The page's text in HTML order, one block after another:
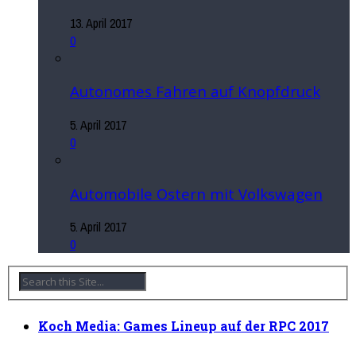
13. April 2017
0
Autonomes Fahren auf Knopfdruck
5. April 2017
0
Automobile Ostern mit Volkswagen
5. April 2017
0
Koch Media: Games Lineup auf der RPC 2017